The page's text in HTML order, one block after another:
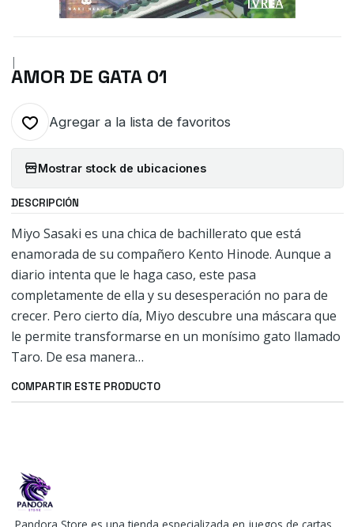
|
AMOR DE GATA 01
Agregar a la lista de favoritos
Mostrar stock de ubicaciones
DESCRIPCIÓN
Miyo Sasaki es una chica de bachillerato que está
enamorada de su compañero Kento Hinode. Aunque a
diario intenta que le haga caso, este pasa
completamente de ella y su desesperación no para de
crecer. Pero cierto día, Miyo descubre una máscara que
le permite transformarse en un monísimo gato llamado
Taro. De esa manera…
COMPARTIR ESTE PRODUCTO